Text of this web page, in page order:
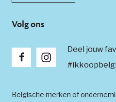
Volg ons
Deel jouw
Belgische merken of